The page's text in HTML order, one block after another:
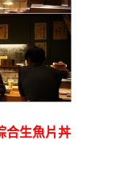
合生魚片丼